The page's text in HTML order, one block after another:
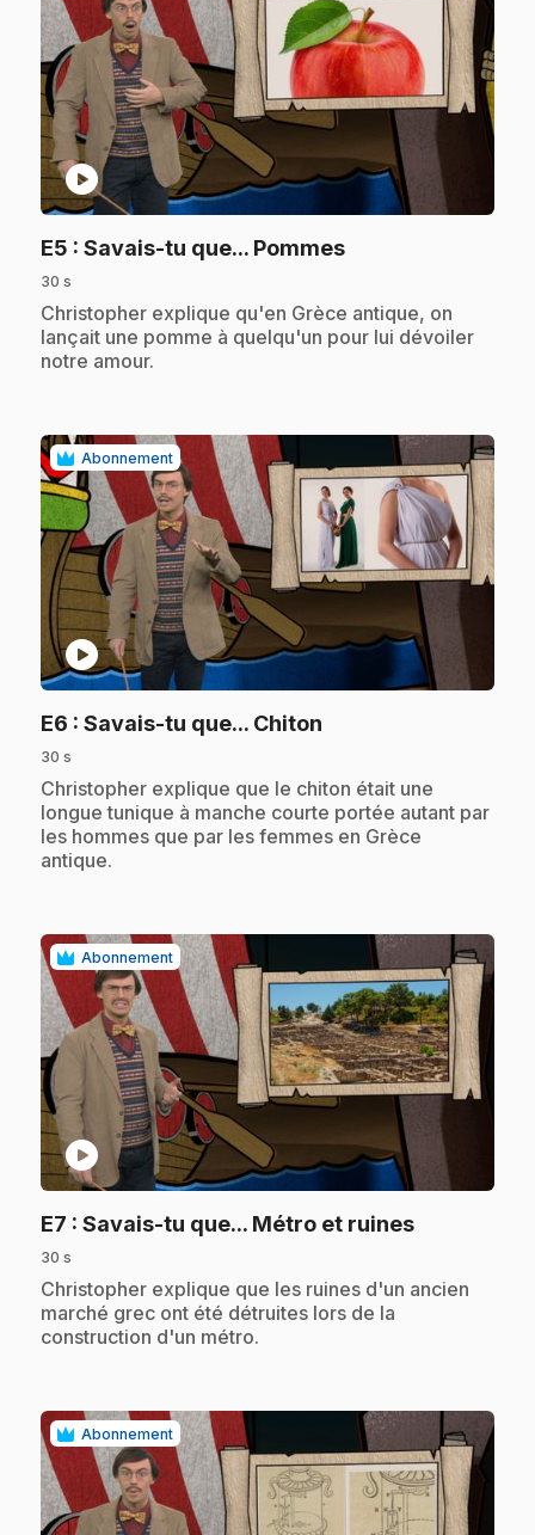
play_circle
E5 : Savais-tu que... Pommes.
30 s
.Christopher explique qu'en Grèce antique, on
lançait une pomme à quelqu'un pour lui dévoiler
notre amour.
Abonnement
play_circle
E6 : Savais-tu que... Chiton
30 s
.Christopher explique que le chiton était une
longue tunique à manche courte portée autant par
les hommes que par les femmes en Grèce
antique.
Abonnement
play_circle
E7 : Savais-tu que... Métro et ruines.
30 s
.Christopher explique que les ruines d'un ancien
marché grec ont été détruites lors de la
construction d'un métro.
Abonnement